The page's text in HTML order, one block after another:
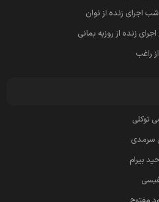
اجرای زنده از نوان
زنده از روزبه بمانی
راغب
توکلی
سرمدی
بیرام